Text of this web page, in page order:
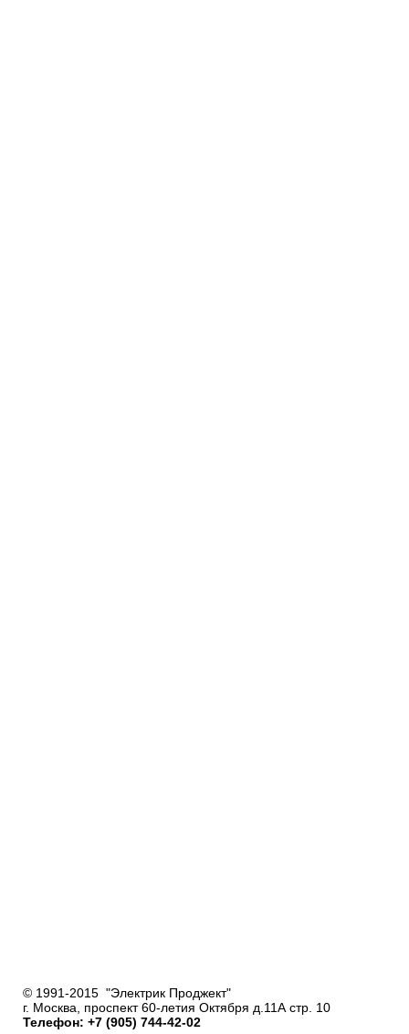
© 1991-2015 "Электрик Проджект"
г. Москва, проспект 60-летия Октября д.11А стр. 10
Телефон: +7 (905) 744-42-02